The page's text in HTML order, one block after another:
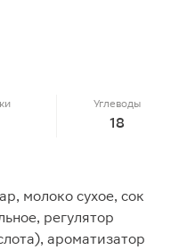
Углеводы
18
молоко сухое, сок
регулятор
ароматизатор